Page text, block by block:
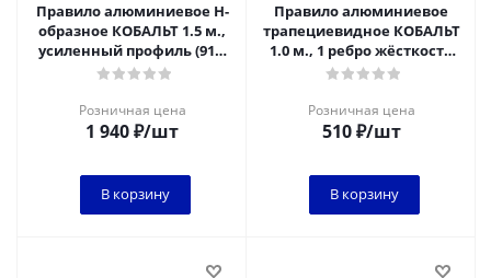
Правило алюминиевое Н-
образное КОБАЛЬТ 1.5 м.,
усиленный профиль (918-
398)
Розничная цена
1 940₽/шт
В корзину
Правило алюминиевое
трапециевидное КОБАЛЬТ
1.0 м., 1 ребро жёсткости
(911-917)
Розничная цена
510₽/шт
В корзину